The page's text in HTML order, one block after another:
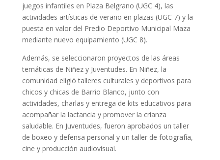
juegos infantiles en Plaza Belgrano (UGC 4), las
actividades artísticas de verano en plazas (UGC 7) y la
puesta en valor del Predio Deportivo Municipal Maza
mediante nuevo equipamiento (UGC 8).
Además, se seleccionaron proyectos de las áreas
temáticas de Niñez y Juventudes. En Niñez, la
comunidad eligió talleres culturales y deportivos para
chicos y chicas de Barrio Blanco, junto con
actividades, charlas y entrega de kits educativos para
acompañar la lactancia y promover la crianza
saludable. En Juventudes, fueron aprobados un taller
de boxeo y defensa personal y un taller de fotografía,
cine y producción audiovisual.